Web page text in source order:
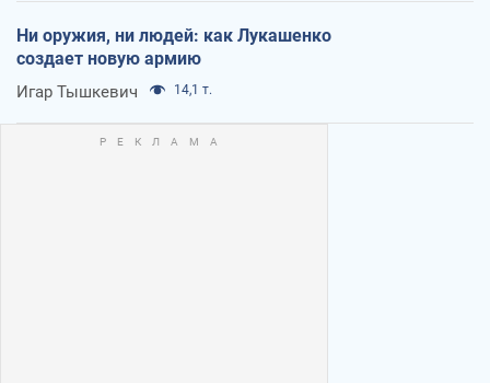
Ни оружия, ни людей: как Лукашенко
создает новую армию
Игар Тышкевич 14,1 т.